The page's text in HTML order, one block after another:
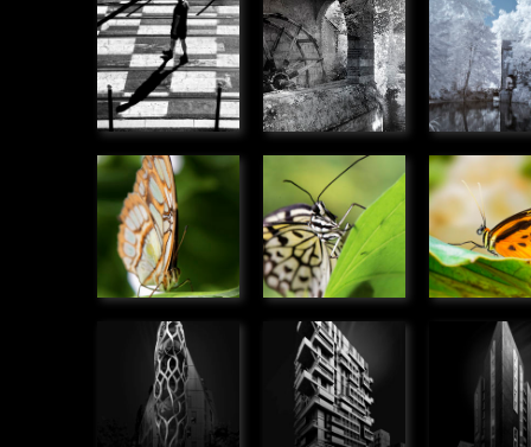
Pion
» Humanité
Le moulin
des
Béchets
» Panoramique
Le
des
Béchets
»
Siproeta
stelenes
» Microcosmos
Idea
leuconoe
» Microcosmos
ninonia
»
Immeuble
rue de
Meudon,
Boulogne
Immeuble
rue Beck,
Bordeaux
» Urbain
des